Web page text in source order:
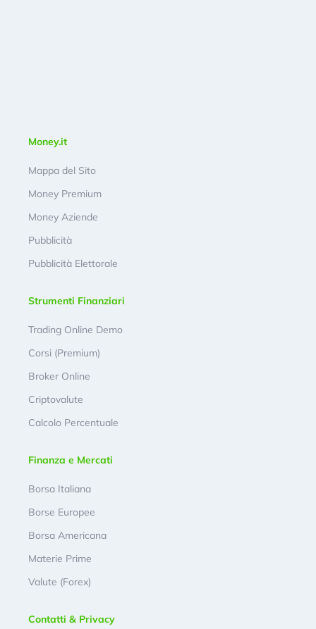
Money.it
Mappa del Sito
Money Premium
Money Aziende
Pubblicità
Pubblicità Elettorale
Strumenti Finanziari
Trading Online Demo
Corsi (Premium)
Broker Online
Criptovalute
Calcolo Percentuale
Finanza e Mercati
Borsa Italiana
Borse Europee
Borsa Americana
Materie Prime
Valute (Forex)
Contatti & Privacy